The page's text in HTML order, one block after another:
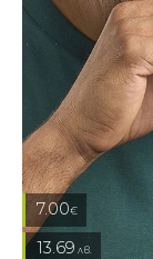
7.00€
13.69 лв.